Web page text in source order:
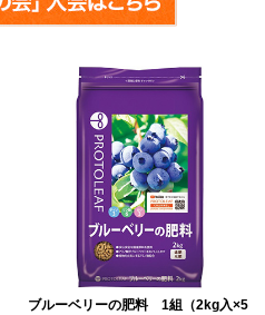
ブルーベリーの肥料 1組（2kg入×5